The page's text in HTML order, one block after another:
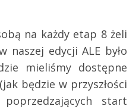
na każdy etap 8 żeli
naszej edycji ALE było
mieliśmy dostępne
będzie w przyszłości
start